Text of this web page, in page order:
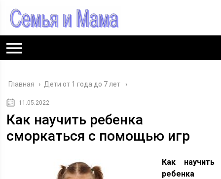
Главная › Дети от 1 года до 7 лет
11.05.2022
Как научить ребенка
сморкаться с помощью игр
Как научить
ребенка